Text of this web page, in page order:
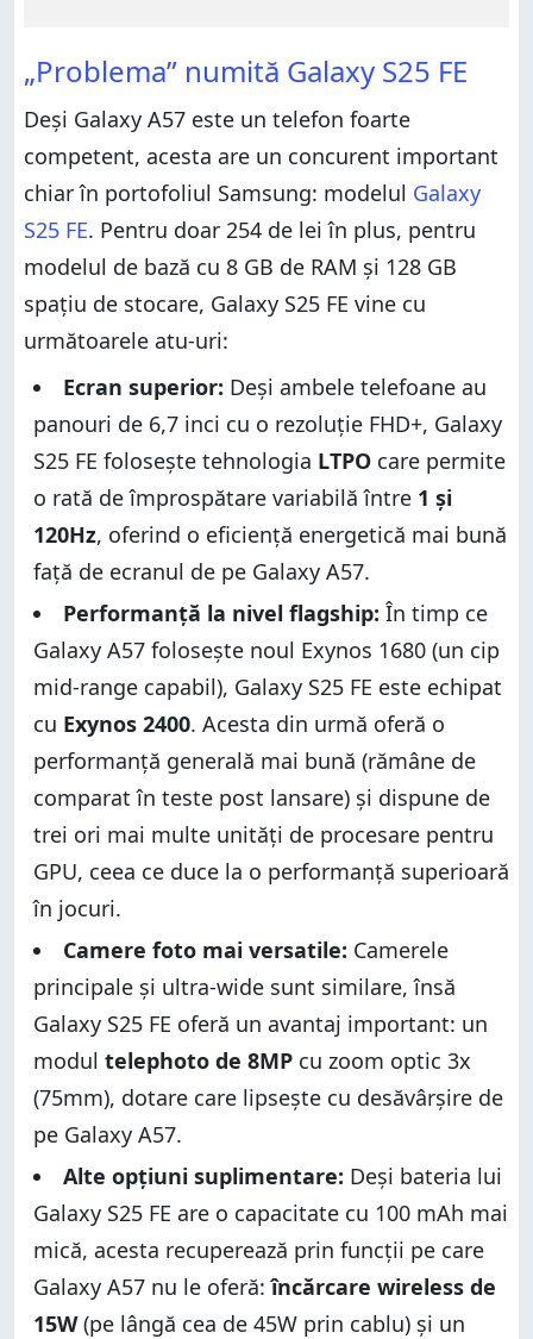
„Problema” numită Galaxy S25 FE
Deși Galaxy A57 este un telefon foarte
competent, acesta are un concurent important
chiar în portofoliul Samsung: modelul Galaxy
S25 FE. Pentru doar 254 de lei în plus, pentru
modelul de bază cu 8 GB de RAM și 128 GB
spațiu de stocare, Galaxy S25 FE vine cu
următoarele atu-uri:
Ecran superior: Deși ambele telefoane au
panouri de 6,7 inci cu o rezoluție FHD+, Galaxy
S25 FE folosește tehnologia LTPO care permite
o rată de împrospătare variabilă între 1 și
120Hz, oferind o eficiență energetică mai bună
față de ecranul de pe Galaxy A57.
Performanță la nivel flagship: În timp ce
Galaxy A57 folosește noul Exynos 1680 (un cip
mid-range capabil), Galaxy S25 FE este echipat
cu Exynos 2400. Acesta din urmă oferă o
performanță generală mai bună (rămâne de
comparat în teste post lansare) și dispune de
trei ori mai multe unități de procesare pentru
GPU, ceea ce duce la o performanță superioară
în jocuri.
Camere foto mai versatile: Camerele
principale și ultra-wide sunt similare, însă
Galaxy S25 FE oferă un avantaj important: un
modul telephoto de 8MP cu zoom optic 3x
(75mm), dotare care lipsește cu desăvârșire de
pe Galaxy A57.
Alte opțiuni suplimentare: Deși bateria lui
Galaxy S25 FE are o capacitate cu 100 mAh mai
mică, acesta recuperează prin funcții pe care
Galaxy A57 nu le oferă:încărcare wireless de
15W(pe lângă cea de 45W prin cablu) și un